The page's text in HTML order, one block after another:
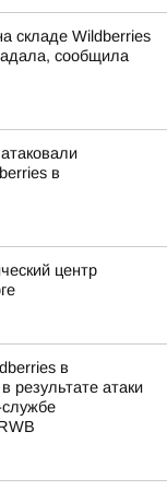
складе Wildberries
сообщила
в
центр
в
результате атаки